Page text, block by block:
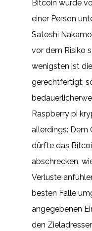
Bitcoin wurde
einer Person
Satoshi
vor dem Risiko
wenigsten ist
gerechtfertigt,
Raspberry pi
allerdings: Dem
dürfte das
abschrecken,
Verluste
besten Falle
angegebenen
den